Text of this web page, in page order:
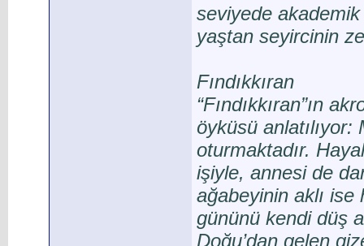
seviyede akademik
yaştan seyircinin
Fındıkkıran
“Fındıkkıran”ın
öyküsü
oturmaktadır.
işiyle, annesi de
ağabeyinin aklı ise
gününü kendi düş
Doğu’dan gelen